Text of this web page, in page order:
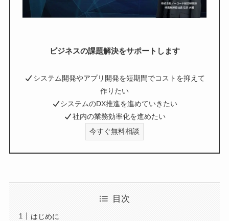
ビジネスの課題解決をサポートします
システム開発やアプリ開発を短期間でコストを抑えて
作りたい
システムのDX推進を進めていきたい
社内の業務効率化を進めたい
今すぐ無料相談
目次
はじめに